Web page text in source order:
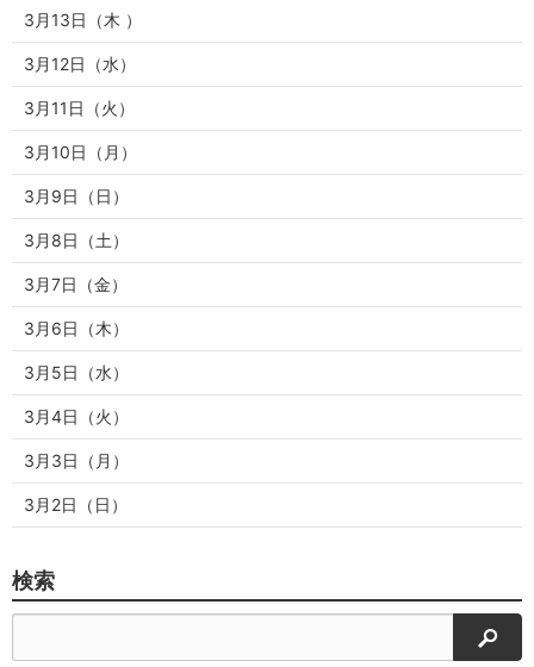
3月13日（木 ）
3月12日（水）
3月11日（火）
3月10日（月）
3月9日（日）
3月8日（土）
3月7日（金）
3月6日（木）
3月5日（水）
3月4日（火）
3月3日（月）
3月2日（日）
検索
検索